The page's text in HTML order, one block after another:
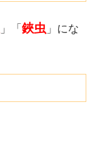
」「 鋏虫 」にな